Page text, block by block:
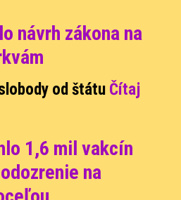
návrh zákona na
od štátu Čítaj
1,6 mil vakcín
na